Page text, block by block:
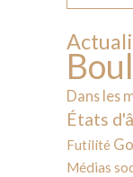
Dans les
États
Futilité
Médias